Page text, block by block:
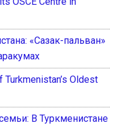
«Сазак-пальван»
Turkmenistan’s Oldest
В Туркменистане